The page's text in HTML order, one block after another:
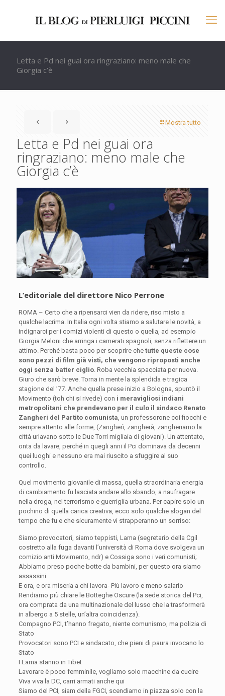
Letta e Pd nei guai ora ringraziano: meno male che
Giorgia c’è
Mostra tutto
Letta e Pd nei guai ora
ringraziano: meno male che
Giorgia c’è
L’editoriale del direttore Nico Perrone
ROMA – Certo che a ripensarci vien da ridere, riso misto a
qualche lacrima. In Italia ogni volta stiamo a salutare le novità, a
indignarci per i comizi violenti di questo o quella, ad esempio
Giorgia Meloni che arringa i camerati spagnoli, senza riflettere un
attimo. Perché basta poco per scoprire chetutte queste cose
sono pezzi di film già visti, che vengono riproposti anche
oggi senza batter ciglio. Roba vecchia spacciata per nuova.
Giuro che sarò breve. Torna in mente la splendida e tragica
stagione del ’77. Anche quella prese inizio a Bologna, spuntò il
Movimento (toh chi si rivede) con i meravigliosi indiani
metropolitani che prendevano per il culo il sindaco Renato
Zangheri del Partito comunista, un professorone coi fiocchi e
sempre attento alle forme, (Zangherì, zangherà, zangheriamo la
città urlavano sotto le Due Torri migliaia di giovani). Un attentato,
onta da lavare, perché in quegli anni il Pci dominava da decenni
quei luoghi e nessuno era mai riuscito a sfuggire al suo
controllo.
Quel movimento giovanile di massa, quella straordinaria energia
di cambiamento fu lasciata andare allo sbando, a naufragare
nella droga, nel terrorismo e guerriglia urbana. Per capire solo un
pochino di quella carica creativa, ecco solo qualche slogan del
tempo che fu e che sicuramente vi strapperanno un sorriso:
Siamo provocatori, siamo teppisti, Lama (segretario della Cgil
costretto alla fuga davanti l’università di Roma dove svolgeva un
comizio anti Movimento, ndr) e Cossiga sono i veri comunisti;
Abbiamo preso poche botte da bambini, per questo ora siamo
assassini
E ora, e ora miseria a chi lavora- Più lavoro e meno salario
Rendiamo più chiare le Botteghe Oscure (la sede storica del Pci,
ora comprata da una multinazionale del lusso che la trasformerà
in albergo a 5 stelle, un’altra coincidenza).
Compagno PCI, t’hanno fregato, niente comunismo, ma polizia di
Stato
Provocatori sono PCI e sindacato, che pieni di paura invocano lo
Stato
I Lama stanno in Tibet
Lavorare è poco femminile, vogliamo solo macchine da cucire
Viva viva la DC, carri armati anche qui
Siamo del PCI, siam della FGCI, scendiamo in piazza solo con la